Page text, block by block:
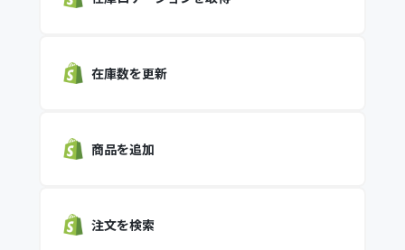
在庫数を更新
商品を追加
注文を検索